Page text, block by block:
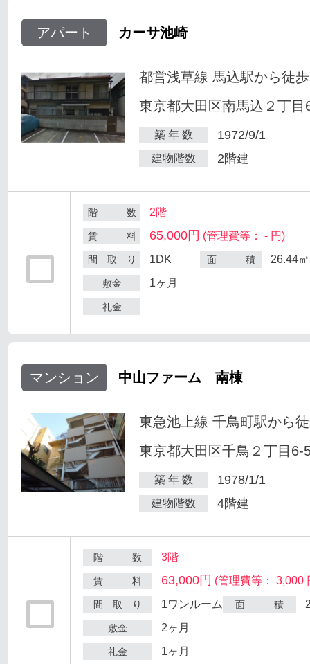
アパート カーサ池崎
都営浅草線 馬込駅から徒
東京都大田区南馬込２丁目
築 年 数 1972/9/1
建物階数 2階建
階 数 2階
賃 料 65,000円 (管理費等： - 円)
間 取 り 1DK 面 積 26.44㎡
敷金 1ヶ月
礼金
マンション 中山ファーム 南棟
東急池上線 千鳥町駅から
東京都大田区千鳥２丁目6-
築 年 数 1978/1/1
建物階数 4階建
階 数 3階
賃 料 63,000円 (管理費等： 3,000
間 取 り 1ワンルーム 面 積
敷金 2ヶ月
礼金 1ヶ月